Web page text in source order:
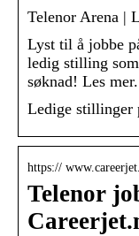
Telenor Arena |
Lyst til å jobbe
ledig stilling som
søknad! Les
Ledige stillinger
https://
Telenor